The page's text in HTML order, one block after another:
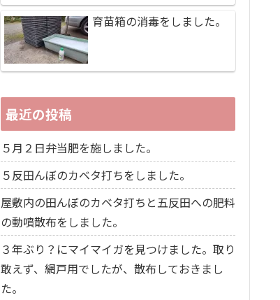
育苗箱の消毒をしました。
最近の投稿
５月２日弁当肥を施しました。
５反田んぼのカベタ打ちをしました。
屋敷内の田んぼのカベタ打ちと五反田への肥料
の動噴散布をしました。
３年ぶり？にマイマイガを見つけました。取り
敢えず、網戸用でしたが、散布しておきまし
た。